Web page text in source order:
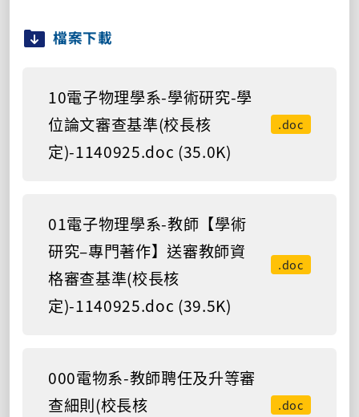
檔案下載
10電子物理學系-學術研究-學
位論文審查基準(校長核
定)-1140925.doc (35.0K)
.doc
01電子物理學系-教師【學術
研究–專門著作】送審教師資
格審查基準(校長核
定)-1140925.doc (39.5K)
.doc
000電物系-教師聘任及升等審
查細則(校長核
.doc